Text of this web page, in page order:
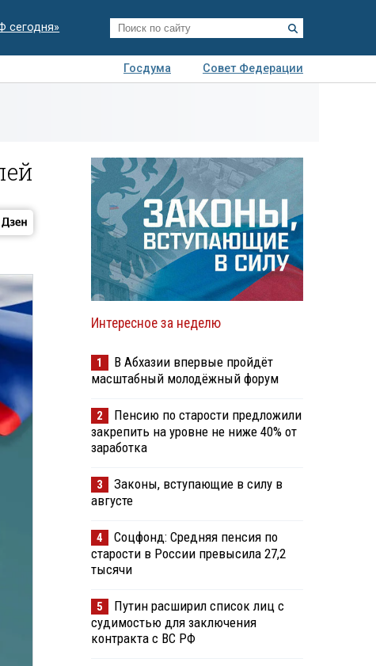
сегодня»
Госдума
Совет Федерации
Интересное за неделю
1
В Абхазии впервые пройдёт
масштабный молодёжный форум
2
Пенсию по старости предложили
закрепить на уровне не ниже 40% от
заработка
3
Законы, вступающие в силу в
августе
4
Соцфонд: Средняя пенсия по
старости в России превысила 27,2
тысячи
5
Путин расширил список лиц с
судимостью для заключения
контракта с ВС РФ